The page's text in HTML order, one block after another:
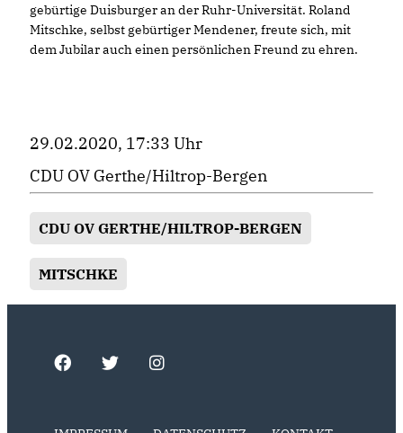
gebürtige Duisburger an der Ruhr-Universität. Roland
Mitschke, selbst gebürtiger Mendener, freute sich, mit
dem Jubilar auch einen persönlichen Freund zu ehren.
29.02.2020, 17:33 Uhr
CDU OV Gerthe/Hiltrop-Bergen
CDU OV GERTHE/HILTROP-BERGEN
MITSCHKE